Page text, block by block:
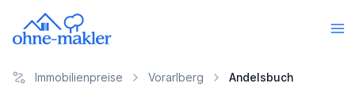
Immobilienpreise Vorarlberg Andelsbuch